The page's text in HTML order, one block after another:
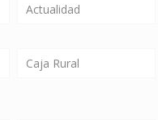
Actualidad
Caja Rural